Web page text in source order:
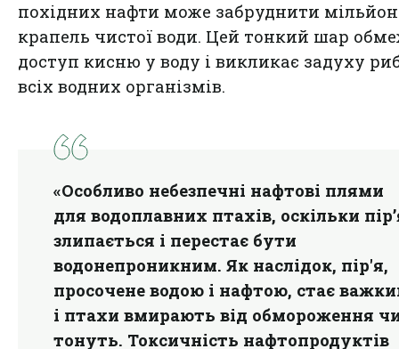
похідних нафти може забруднити мільйон
крапель чистої води. Цей тонкий шар
доступ кисню у воду і викликає задуху
всіх водних організмів.
«Особливо небезпечні нафтові плями
для водоплавних птахів, оскільки
злипається і перестає бути
водонепроникним. Як наслідок, пір'я,
просочене водою і нафтою, стає
і птахи вмирають від обмороження
тонуть. Токсичність нафтопродуктів